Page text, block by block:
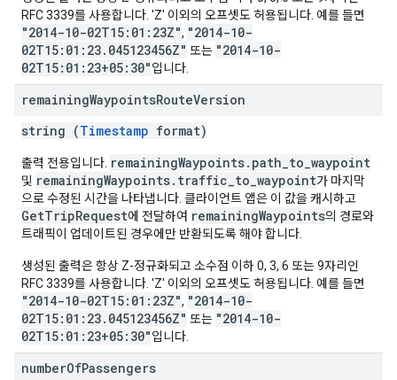
RFC 3339를 사용합니다. 'Z' 이외의 오프셋도 허용됩니다. 예를 들면
"2014-10-02T15:01:23Z", "2014-10-
02T15:01:23.045123456Z" 또는 "2014-10-
02T15:01:23+05:30"입니다.
remainingWaypointsRouteVersion
string (Timestamp format)
출력 전용입니다. remainingWaypoints.path_to_waypoint
및 remainingWaypoints.traffic_to_waypoint가 마지막
으로 수정된 시간을 나타냅니다. 클라이언트 앱은 이 값을 캐시하고
GetTripRequest에 전달하여 remainingWaypoints의 경로와
트래픽이 업데이트된 경우에만 반환되도록 해야 합니다.
생성된 출력은 항상 Z-정규화되고 소수점 이하 0, 3, 6 또는 9자리인
RFC 3339를 사용합니다. 'Z' 이외의 오프셋도 허용됩니다. 예를 들면
"2014-10-02T15:01:23Z", "2014-10-
02T15:01:23.045123456Z" 또는 "2014-10-
02T15:01:23+05:30"입니다.
numberOfPassengers